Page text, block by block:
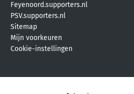
Feyenoord.supporters.nl
PSV.supporters.nl
Sitemap
Mijn voorkeuren
Cookie-instellingen